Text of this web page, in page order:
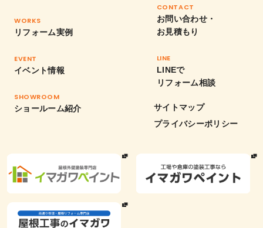
WORKS
リフォーム実例
EVENT
イベント情報
SHOWROOM
ショールーム紹介
CONTACT
お問い合わせ・
お見積もり
LINE
LINEで
リフォーム相談
サイトマップ
プライバシーポリシー